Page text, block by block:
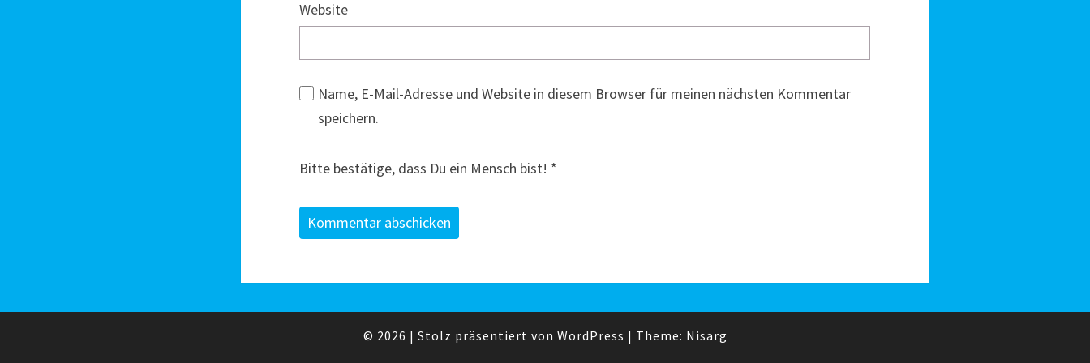
Website
Name, E-Mail-Adresse und Website in diesem Browser für meinen nächsten Kommentar
speichern.
Bitte bestätige, dass Du ein Mensch bist! *
© 2026 | Stolz präsentiert von WordPress | Theme: Nisarg